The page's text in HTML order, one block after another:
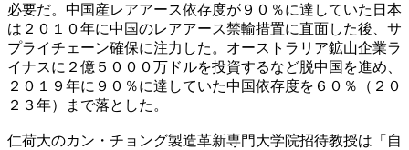
必要だ。中国産レアアース依存度が９０％に達していた日本
は２０１０年に中国のレアアース禁輸措置に直面した後、サ
プライチェーン確保に注力した。オーストラリア鉱山企業ラ
イナスに２億５０００万ドルを投資するなど脱中国を進め、
２０１９年に９０％に達していた中国依存度を６０％（２０
２３年）まで落とした。
仁荷大のカン・チョング製造革新専門大学院招待教授は「自